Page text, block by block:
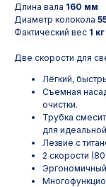
Длина вала 160 мм
Диаметр колокола
Фактический вес 1
Две скорости для
Лёгкий,
Съемная
очистки.
Трубка
для
Лезвие с
2 скорости